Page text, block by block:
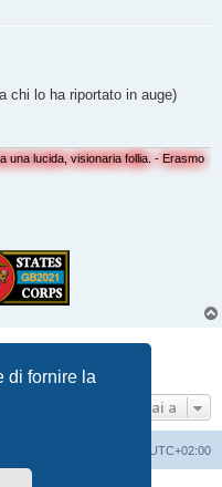
di fornire la
chi lo ha riportato in auge)
una lucida, visionaria follia. - Erasmo
1 di1
Vai a
UTC+02:00